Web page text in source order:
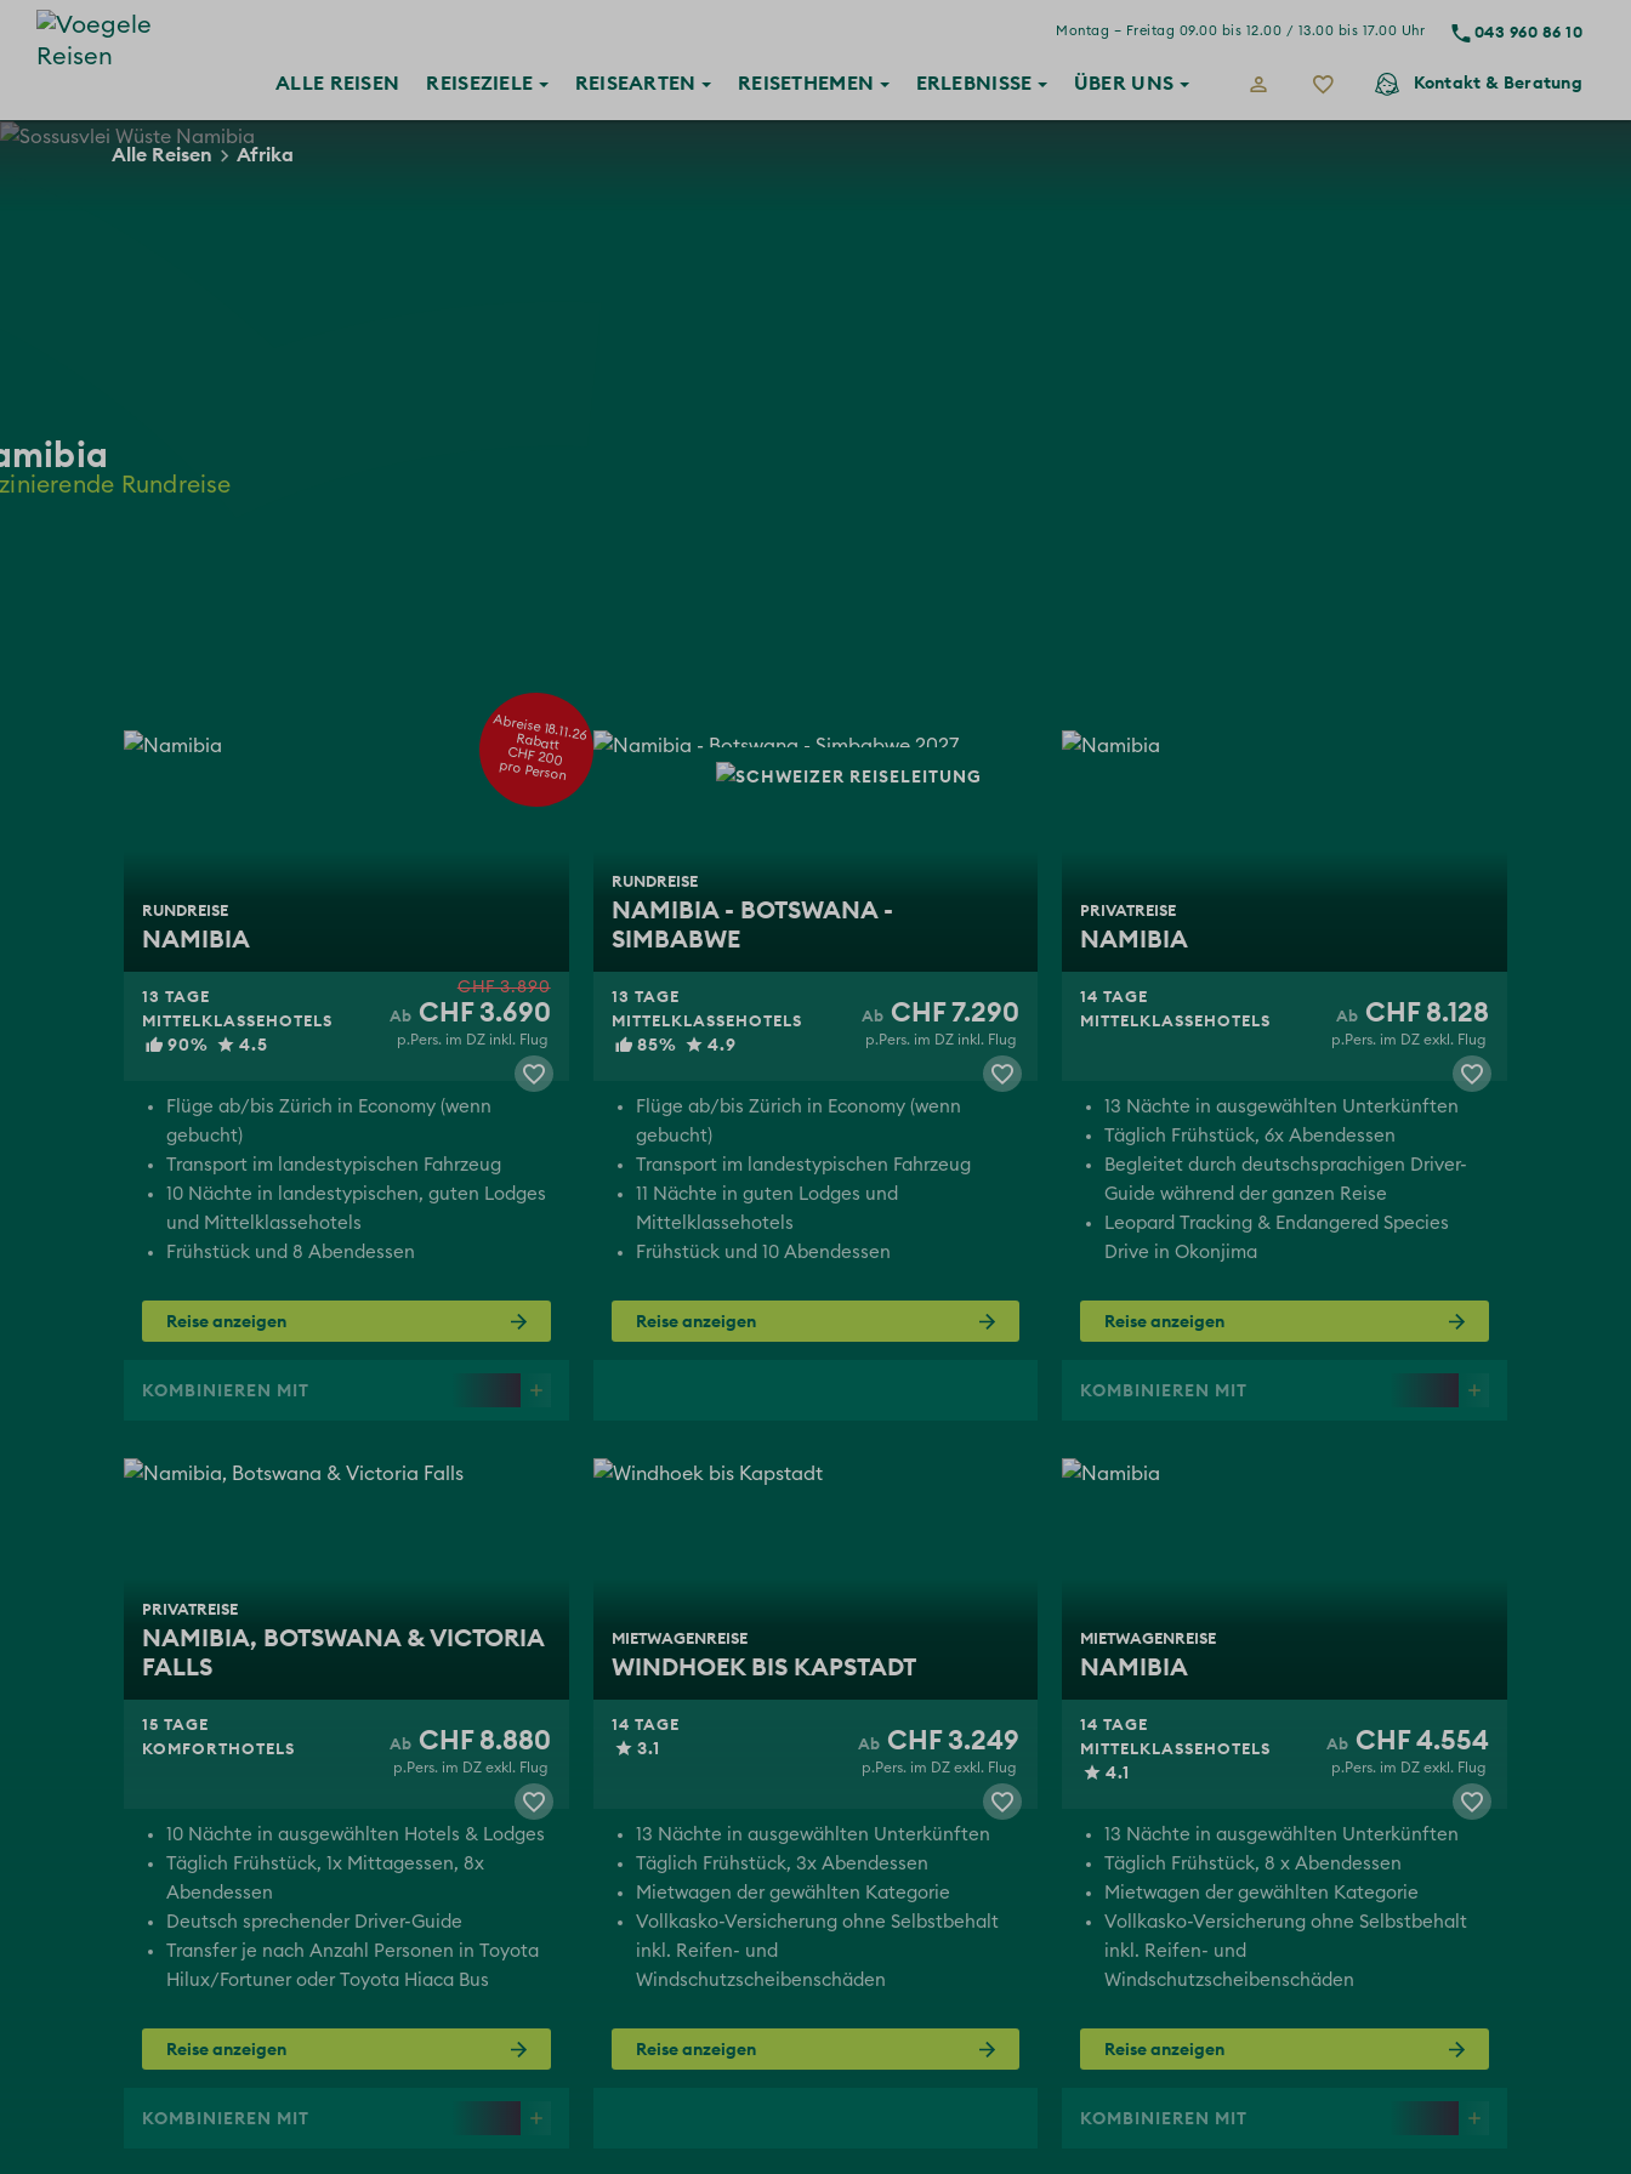
043 960 86 10
Montag – Freitag 09.00 bis 12.00 / 13.00 bis 17.00 Uhr
ALLE REISEN REISEZIELE REISEARTEN REISETHEMEN ERLEBNISSE ÜBER UNS Kontakt & Beratung
Alle Reisen Afrika
Rundreise
RUNDREISE
NAMIBIA
Abreise 18.11.26
Rabatt
CHF 200
pro Person
13 TAGE
MITTELKLASSEHOTELS
90% 4.5
CHF 3.890
CHF 3.690
p.Pers. im DZ inkl. Flug
Flüge ab/bis Zürich in Economy (wenn
gebucht)
Transport im landestypischen Fahrzeug
10 Nächte in landestypischen, guten Lodges
und Mittelklassehotels
Frühstück und 8 Abendessen
Reise anzeigen
KOMBINIEREN MIT
RUNDREISE
NAMIBIA - BOTSWANA -
SIMBABWE
13 TAGE
MITTELKLASSEHOTELS
85% 4.9
CHF 7.290
p.Pers. im DZ inkl. Flug
Flüge ab/bis Zürich in Economy (wenn
gebucht)
Transport im landestypischen Fahrzeug
11 Nächte in guten Lodges und
Mittelklassehotels
Frühstück und 10 Abendessen
Reise anzeigen
PRIVATREISE
NAMIBIA
14 TAGE
MITTELKLASSEHOTELS
CHF 8.128
p.Pers. im DZ exkl. Flug
13 Nächte in ausgewählten Unterkünften
Täglich Frühstück, 6x Abendessen
Begleitet durch deutschsprachigen Driver-
Guide während der ganzen Reise
Leopard Tracking & Endangered Species
Drive in Okonjima
Reise anzeigen
KOMBINIEREN MIT
PRIVATREISE
NAMIBIA, BOTSWANA & VICTORIA
FALLS
15 TAGE
KOMFORTHOTELS
CHF 8.880
p.Pers. im DZ exkl. Flug
10 Nächte in ausgewählten Hotels & Lodges
Täglich Frühstück, 1x Mittagessen, 8x
Abendessen
Deutsch sprechender Driver-Guide
Transfer je nach Anzahl Personen in Toyota
Hilux/Fortuner oder Toyota Hiaca Bus
Reise anzeigen
KOMBINIEREN MIT
MIETWAGENREISE
WINDHOEK BIS KAPSTADT
14 TAGE
3.1 CHF 3.249
p.Pers. im DZ exkl. Flug
13 Nächte in ausgewählten Unterkünften
Täglich Frühstück, 3x Abendessen
Mietwagen der gewählten Kategorie
Vollkasko-Versicherung ohne Selbstbehalt
inkl. Reifen- und
Windschutzscheibenschäden
Reise anzeigen
MIETWAGENREISE
NAMIBIA
14 TAGE
MITTELKLASSEHOTELS
4.1
CHF 4.554
p.Pers. im DZ exkl. Flug
13 Nächte in ausgewählten Unterkünften
Täglich Frühstück, 8 x Abendessen
Mietwagen der gewählten Kategorie
Vollkasko-Versicherung ohne Selbstbehalt
inkl. Reifen- und
Windschutzscheibenschäden
Reise anzeigen
KOMBINIEREN MIT